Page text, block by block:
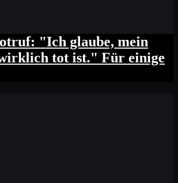
"Ich glaube, mein
tot ist." Für einige